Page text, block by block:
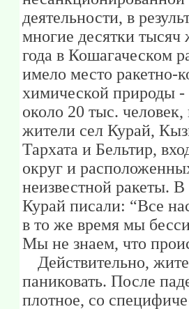
деятельности, в
многие десятки
года в Кошагаческом
имело место ракетно-
химической природы -
около 20 тыс.
жители сел Курай,
Тархата и Бельтир,
округ и
неизвестной ракеты.
Курай писали: “Все
в то же время мы
Мы не знаем, что
Действительно,
паниковать. После
плотное, со